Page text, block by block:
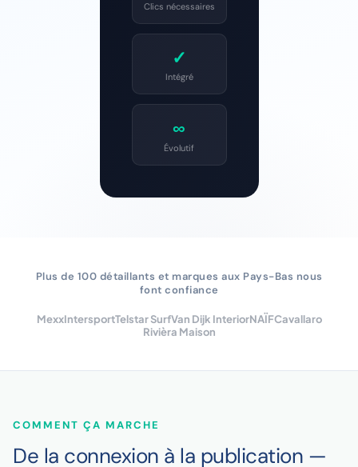
Clics nécessaires
✓
Intégré
∞
Évolutif
Plus de 100 détaillants et marques aux Pays-Bas nous
font confiance
MexxIntersportTelstar SurfVan Dijk InteriorNAÏFCavallaro
Rivièra Maison
COMMENT ÇA MARCHE
De la connexion à la publication —